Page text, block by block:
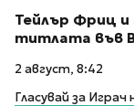
Тейлър Фриц
титлата във
2 август, 8:42
Гласувай за